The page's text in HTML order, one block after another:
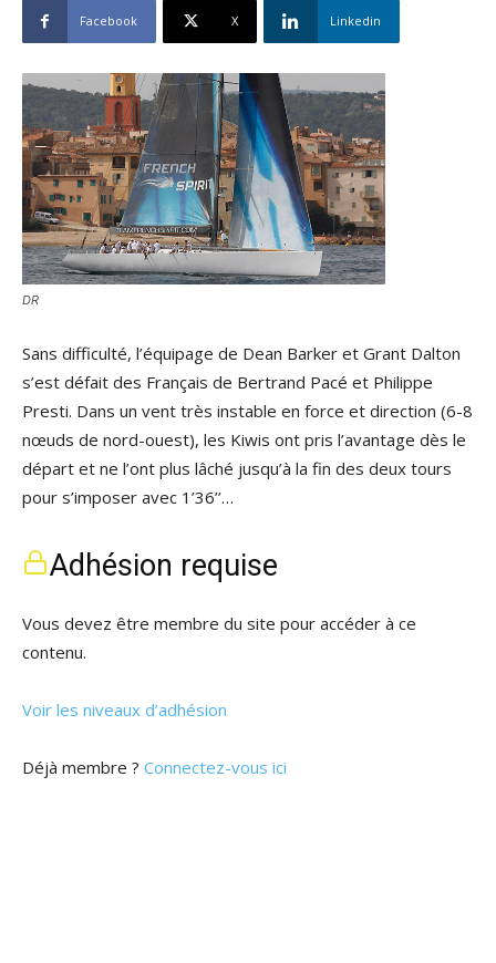
Facebook X Linkedin
DR
Sans difficulté, l’équipage de Dean Barker et Grant Dalton
s’est défait des Français de Bertrand Pacé et Philippe
Presti. Dans un vent très instable en force et direction (6-8
nœuds de nord-ouest), les Kiwis ont pris l’avantage dès le
départ et ne l’ont plus lâché jusqu’à la fin des deux tours
pour s’imposer avec 1’36’’…
Adhésion requise
Vous devez être membre du site pour accéder à ce
contenu.
Voir les niveaux d’adhésion
Déjà membre ? Connectez-vous ici